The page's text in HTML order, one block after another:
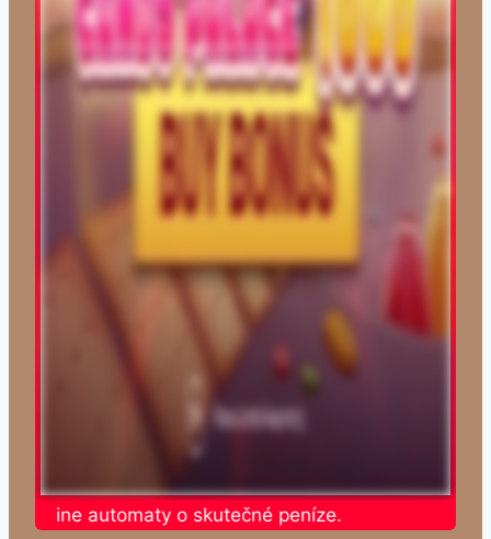
online automaty o skutečné peníze.